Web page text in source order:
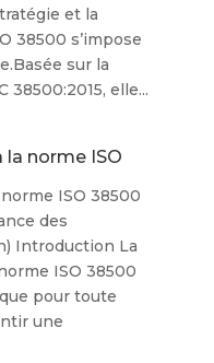
et la
38500 s’impose
sur la
elle...
norme ISO
ISO 38500
des
Introduction La
ISO 38500
pour toute
une